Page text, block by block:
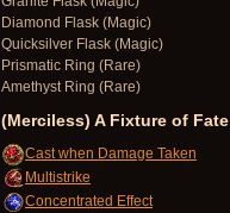
Diamond Flask (Magic)
Quicksilver Flask (Magic)
Prismatic Ring (Rare)
Amethyst Ring (Rare)
(Merciless) A Fixture of Fate
Cast when Damage Taken
Multistrike
Concentrated Effect